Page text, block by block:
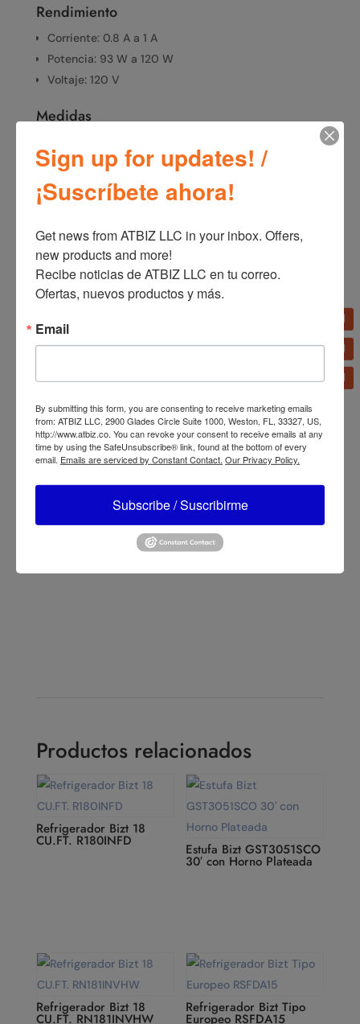
Rendimiento
Corriente: 0.8 A a 1 A
Potencia: 93 W a 120 W
Voltaje: 120 V
Medidas
Longitud / Profundidad del Producto: 11.25 in
Ancho del Producto: 14.5 in
Peso del Producto: 12.02 lb
SKU:U15610 Categorías:Línea blanca ,Ventiladores
Información adicional
Marca Lasko
Lasko Ventilador Torre Blower Alta Velocidad
Oscilante 30" 3 Velocidades 4924 Gris
Lasko Ventilador Blower Utility Alta Velocidad Pivotante
Productos relacionados
Refrigerador Bizt 18
CU.FT. R180INFD Estufa Bizt GST3051SCO
30′ con Horno Plateada
Refrigerador Bizt 18
CU.FT. RN181INVHW
Refrigerador Bizt Tipo
Europeo RSFDA15
Sign up for updates! /
¡Suscríbete ahora!
Get news from ATBIZ LLC in your inbox. Offers,
new products and more!
Recibe noticias de ATBIZ LLC en tu correo.
Ofertas, nuevos productos y más.
Email
By submitting this form, you are consenting to receive marketing emails
from: ATBIZ LLC, 2900 Glades Circle Suite 1000, Weston, FL, 33327, US,
http://www.atbiz.co. You can revoke your consent to receive emails at any
time by using the SafeUnsubscribe® link, found at the bottom of every
email. Emails are serviced by Constant Contact. Our Privacy Policy.
Subscribe / Suscribirme